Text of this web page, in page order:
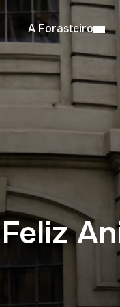
A Forasteiro
Feliz